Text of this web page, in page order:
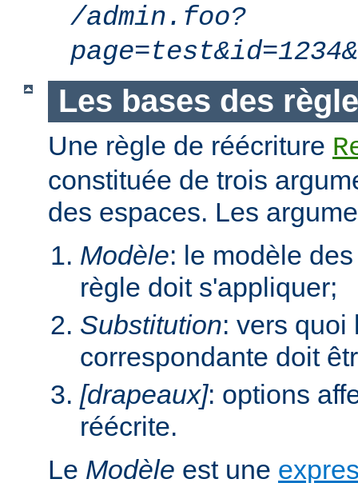
/admin.foo?
Les bases des
Une règle de réécriture
constituée de trois
des espaces. Les
Modèle: le modèle
règle doit s'appliquer;
Substitution: vers quoi
correspondante doit
[drapeaux]: options
réécrite.
Le Modèle est une